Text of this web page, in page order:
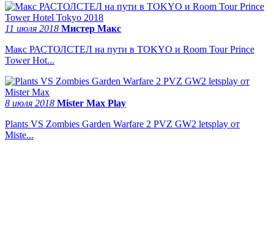
11 июля 2018 Мистер Макс
Макс РАСТОЛСТЕЛ на пути в TOKYO и Room Tour Prince
Tower Hot...
8 июля 2018 Mister Max Play
Plants VS Zombies Garden Warfare 2 PVZ GW2 letsplay от
Miste...